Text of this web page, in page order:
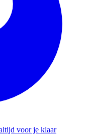
voor je klaar